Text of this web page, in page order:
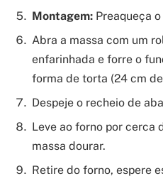
Montagem: Preaqueça
Abra a massa com um
enfarinhada e forre o
forma de torta (24 cm
Despeje o recheio de
Leve ao forno por cerca
massa dourar.
Retire do forno, espere